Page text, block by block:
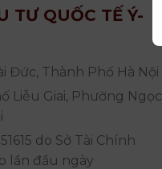
TƯ QUỐC TẾ Ý-
Đức, Thành Phố Hà Nội
Liễu Giai, Phường Ngọc
do Sở Tài Chính
lần đầu ngày